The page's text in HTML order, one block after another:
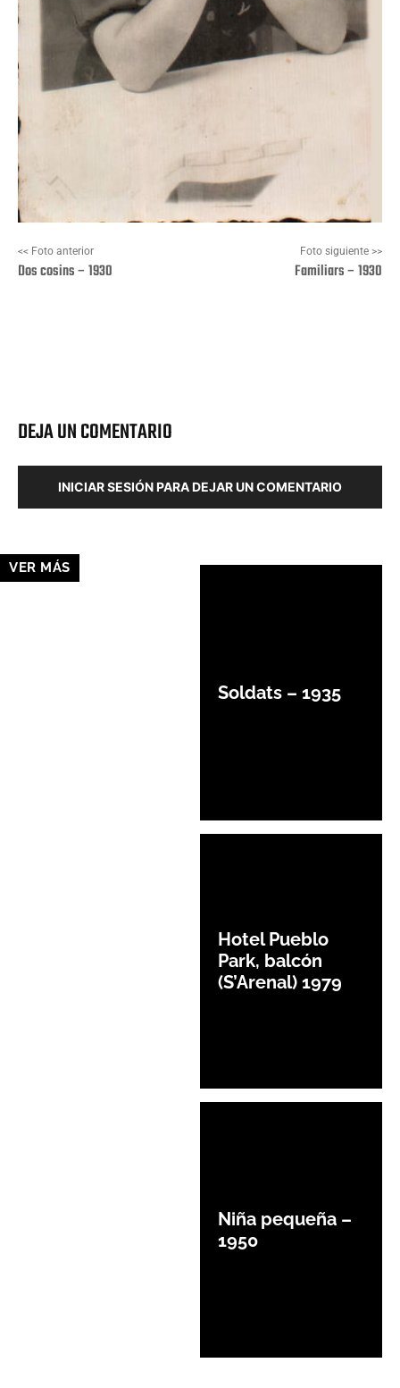
<< Foto anterior
Dos cosins – 1930
Foto siguiente >>
Familiars – 1930
DEJA UN COMENTARIO
INICIAR SESIÓN PARA DEJAR UN COMENTARIO
VER MÁS
Soldats – 1935
Hotel Pueblo
Park, balcón
(S’Arenal) 1979
Niña pequeña –
1950